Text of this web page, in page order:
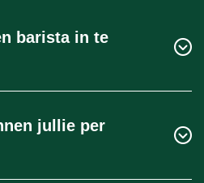
barista in te
de duur, het aantal
meerdaagse
altijd een voorstel op maat.
jullie per